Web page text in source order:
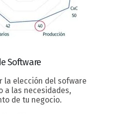
Software
la elección del sofware
a las necesidades,
de tu negocio.